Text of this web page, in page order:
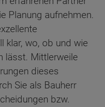
Planung aufnehmen.
klar, wo, ob und wie
lässt. Mittlerweile
dieses
Sie als Bauherr
bzw.